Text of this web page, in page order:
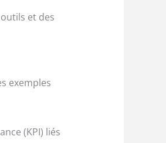
et des
exemples
(KPI) liés